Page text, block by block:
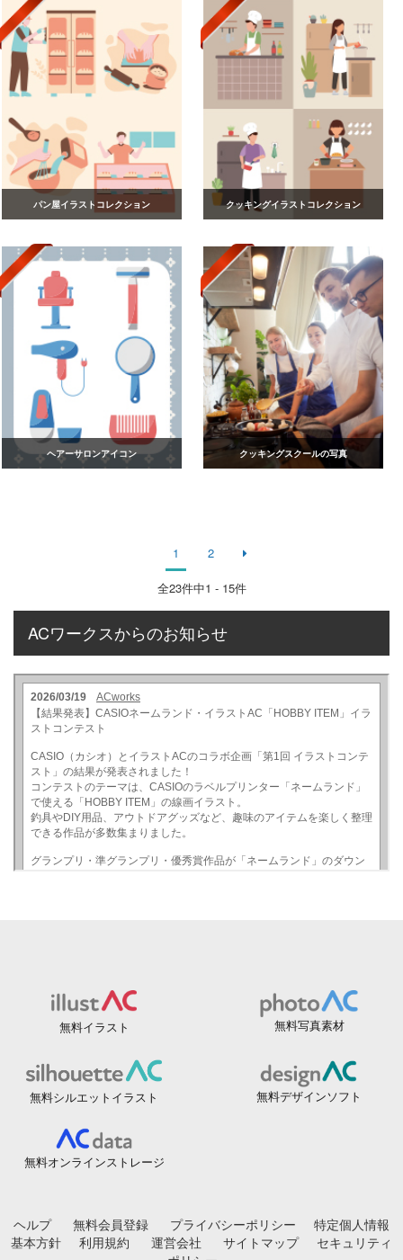
パン屋イラストコレクション クッキングイラストコレクション
ヘアーサロンアイコン クッキングスクールの写真
1 2
全23件中1 - 15件
ACワークスからのお知らせ
無料イラスト 無料写真素材
無料シルエットイラスト 無料デザインソフト
無料オンラインストレージ
ヘルプ 無料会員登録 プライバシーポリシー
特定個人情報
基本方針
利用規約 運営会社 サイトマップ
セキュリティ